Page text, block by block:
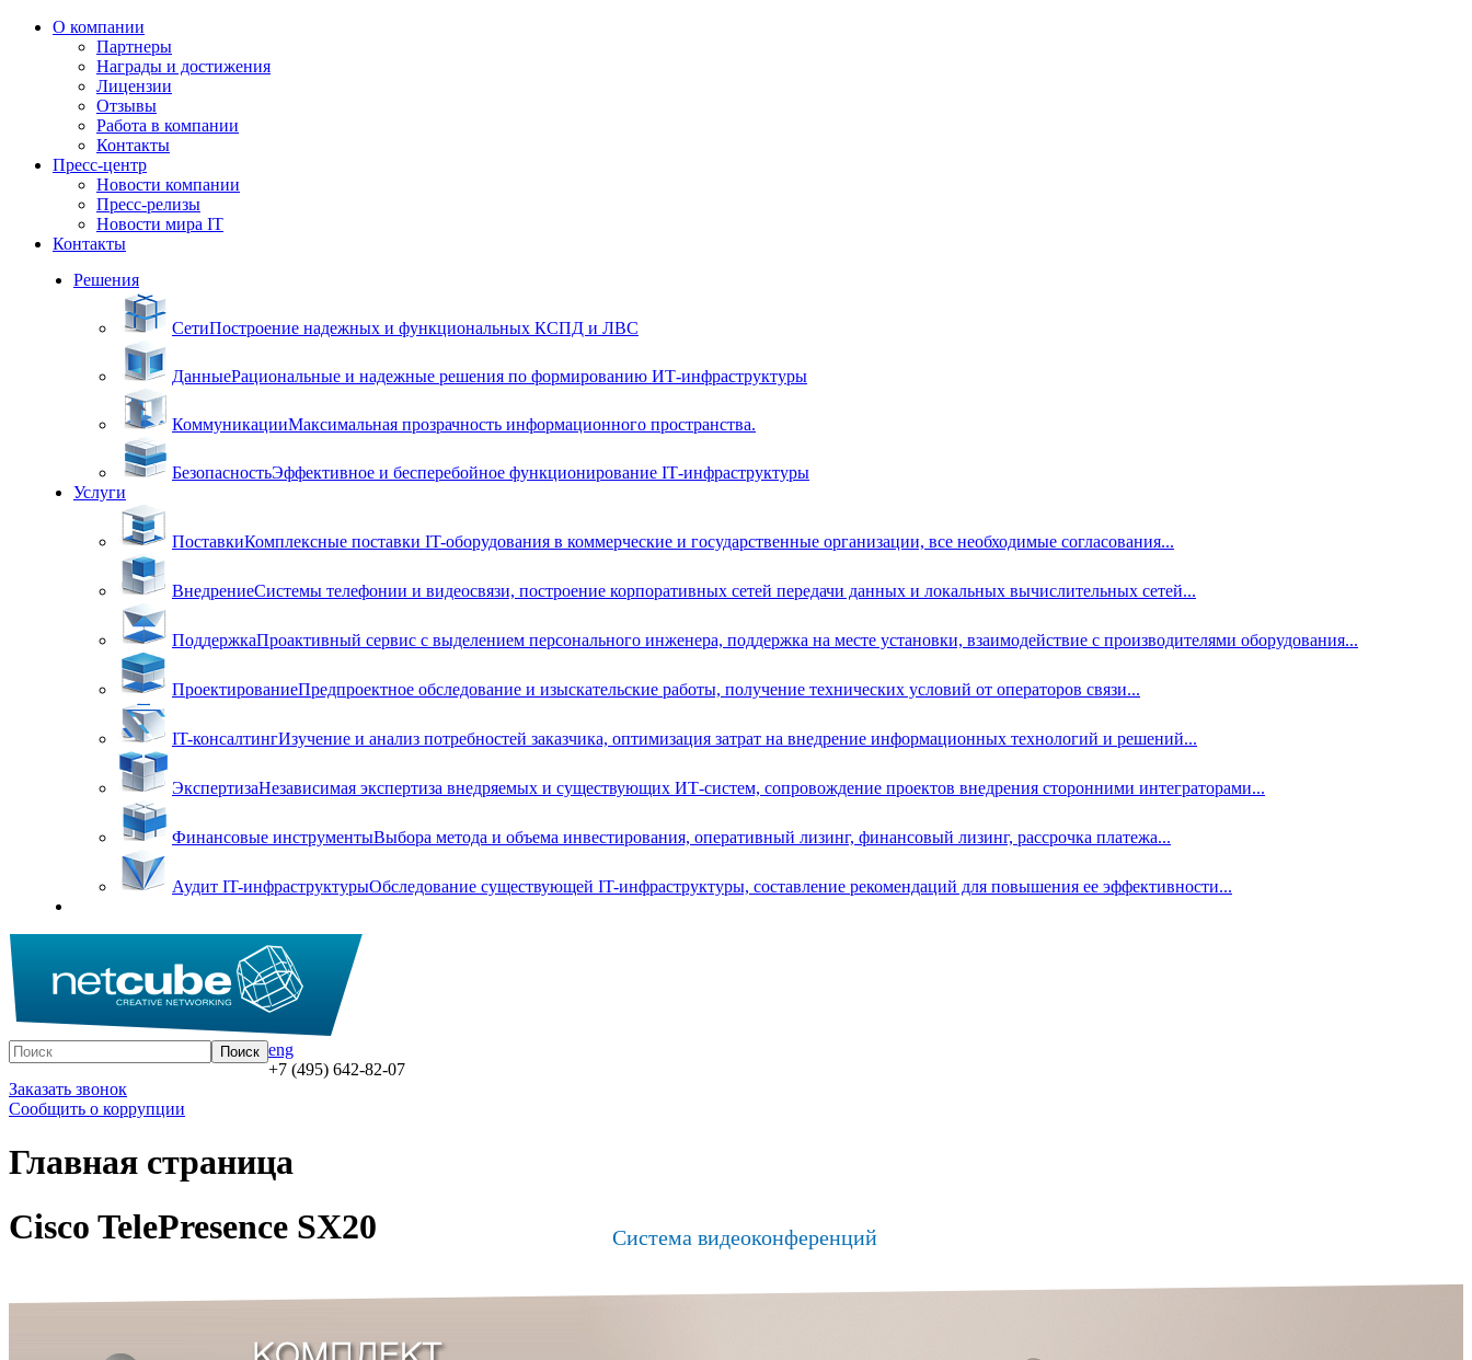
О компании
Партнеры
Награды и достижения
Лицензии
Отзывы
Работа в компании
Контакты
Пресс-центр
Новости компании
Пресс-релизы
Новости мира IT
Контакты
Решения
СетиПостроение надежных и функциональных КСПД и ЛВС
ДанныеРациональные и надежные решения по формированию ИТ-инфраструктуры
КоммуникацииМаксимальная прозрачность информационного пространства.
БезопасностьЭффективное и бесперебойное функционирование IТ-инфраструктуры
Услуги
ПоставкиКомплексные поставки IT-оборудования в коммерческие и государственные организации, все необходимые согласования...
ВнедрениеСистемы телефонии и видеосвязи, построение корпоративных сетей передачи данных и локальных вычислительных сетей...
ПоддержкаПроактивный сервис с выделением персонального инженера, поддержка на месте установки, взаимодействие с производителями оборудования...
ПроектированиеПредпроектное обследование и изыскательские работы, получение технических условий от операторов связи...
IT-консалтингИзучение и анализ потребностей заказчика, оптимизация затрат на внедрение информационных технологий и решений...
ЭкспертизаНезависимая экспертиза внедряемых и существующих ИТ-систем, сопровождение проектов внедрения сторонними интеграторами...
Финансовые инструментыВыбора метода и объема инвестирования, оперативный лизинг, финансовый лизинг, рассрочка платежа...
Аудит IT-инфраструктурыОбследование существующей IT-инфраструктуры, составление рекомендаций для повышения ее эффективности...
eng
+7 (495) 642-82-07
Заказать звонок
Сообщить о коррупции
Главная страница
Cisco TelePresence SX20
Система видеоконференций